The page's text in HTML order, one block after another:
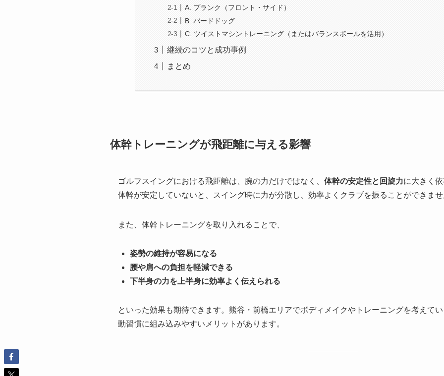
A. プランク（フロント・サイド）
B. バードドッグ
C. ツイストマシントレーニング（またはバランスボールを活用）
継続のコツと成功事例
まとめ
体幹トレーニングが飛距離に与える影響
ゴルフスイングにおける飛距離は、腕の力だけではなく、 体幹の安定性と回旋力に大きく依
体幹が安定していないと、スイング時に力が分散し、効率よくクラブを振ることができませ
また、体幹トレーニングを取り入れることで、
姿勢の維持が容易になる
腰や肩への負担を軽減できる
下半身の力を上半身に効率よく伝えられる
といった効果も期待できます。熊谷・前橋エリアでボディメイクやトレーニングを考えて
動習慣に組み込みやすいメリットがあります。